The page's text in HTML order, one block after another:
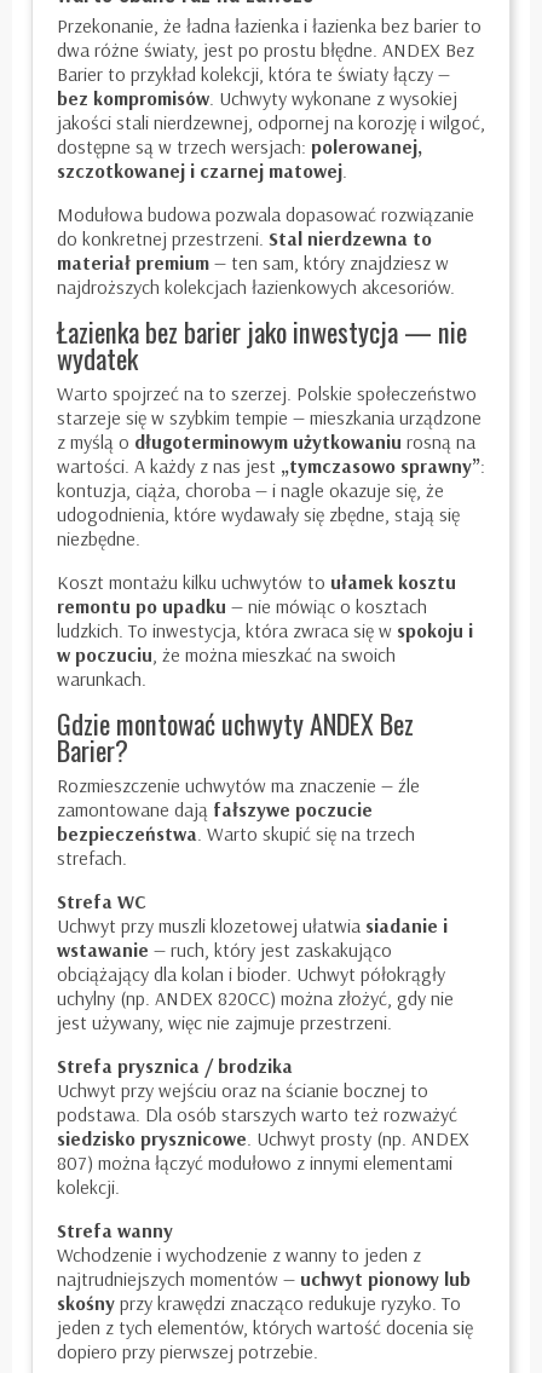
Przekonanie, że ładna łazienka i łazienka bez barier to
dwa różne światy, jest po prostu błędne. ANDEX Bez
Barier to przykład kolekcji, która te światy łączy —
bez kompromisów . Uchwyty wykonane z wysokiej
jakości stali nierdzewnej, odpornej na korozję i wilgoć,
dostępne są w trzech wersjach: polerowanej,
szczotkowanej i czarnej matowej
Modułowa budowa pozwala dopasować rozwiązanie
do konkretnej przestrzeni. Stal nierdzewna to
materiał premium — ten sam, który znajdziesz w
najdroższych kolekcjach łazienkowych akcesoriów.
Łazienka bez barier jako inwestycja — nie
wydatek
Warto spojrzeć na to szerzej. Polskie społeczeństwo
starzeje się w szybkim tempie — mieszkania urządzone
z myślą o długoterminowym użytkowaniu rosną na
wartości. A każdy z nas jest „tymczasowo sprawny”:
kontuzja, ciąża, choroba — i nagle okazuje się, że
udogodnienia, które wydawały się zbędne, stają się
niezbędne.
Koszt montażu kilku uchwytów to ułamek kosztu
remontu po upadku — nie mówiąc o kosztach
ludzkich. To inwestycja, która zwraca się w spokoju i
w poczuciu , że można mieszkać na swoich
warunkach.
Gdzie montować uchwyty ANDEX Bez
Barier?
Rozmieszczenie uchwytów ma znaczenie — źle
zamontowane dają fałszywe poczucie
bezpieczeństwa . Warto skupić się na trzech
strefach.
Strefa WC
Uchwyt przy muszli klozetowej ułatwia siadanie i
wstawanie — ruch, który jest zaskakująco
obciążający dla kolan i bioder. Uchwyt półokrągły
uchylny (np. ANDEX 820CC) można złożyć, gdy nie
jest używany, więc nie zajmuje przestrzeni.
Strefa prysznica / brodzika
Uchwyt przy wejściu oraz na ścianie bocznej to
podstawa. Dla osób starszych warto też rozważyć
siedzisko prysznicowe . Uchwyt prosty (np. ANDEX
807) można łączyć modułowo z innymi elementami
kolekcji.
Strefa wanny
Wchodzenie i wychodzenie z wanny to jeden z
najtrudniejszych momentów — uchwyt pionowy lub
skośny przy krawędzi znacząco redukuje ryzyko. To
jeden z tych elementów, których wartość docenia się
dopiero przy pierwszej potrzebie.